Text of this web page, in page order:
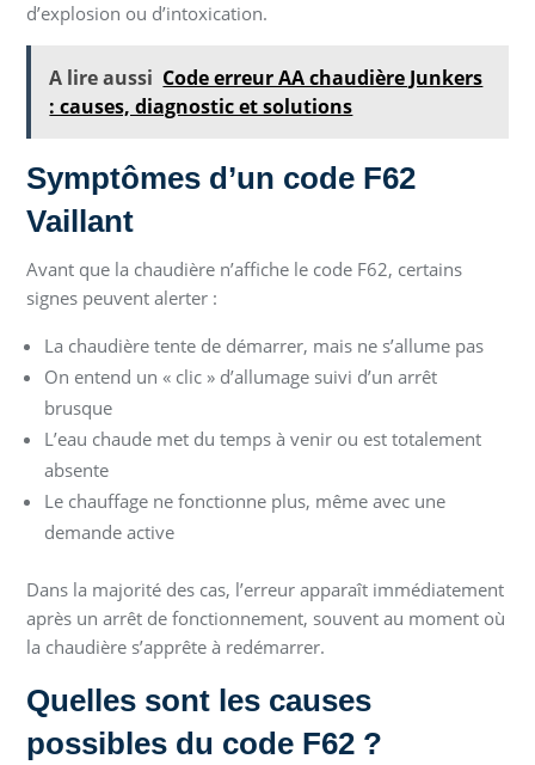
d’explosion ou d’intoxication.
A lire aussi Code erreur AA chaudière Junkers
: causes, diagnostic et solutions
Symptômes d’un code F62
Vaillant
Avant que la chaudière n’affiche le code F62, certains
signes peuvent alerter :
La chaudière tente de démarrer, mais ne s’allume pas
On entend un « clic » d’allumage suivi d’un arrêt
brusque
L’eau chaude met du temps à venir ou est totalement
absente
Le chauffage ne fonctionne plus, même avec une
demande active
Dans la majorité des cas, l’erreur apparaît immédiatement
après un arrêt de fonctionnement, souvent au moment où
la chaudière s’apprête à redémarrer.
Quelles sont les causes
possibles du code F62 ?